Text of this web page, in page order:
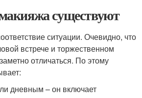
существуют
ситуации. Очевидно, что
встрече и торжественном
отличаться. По этому
дневным – он включает